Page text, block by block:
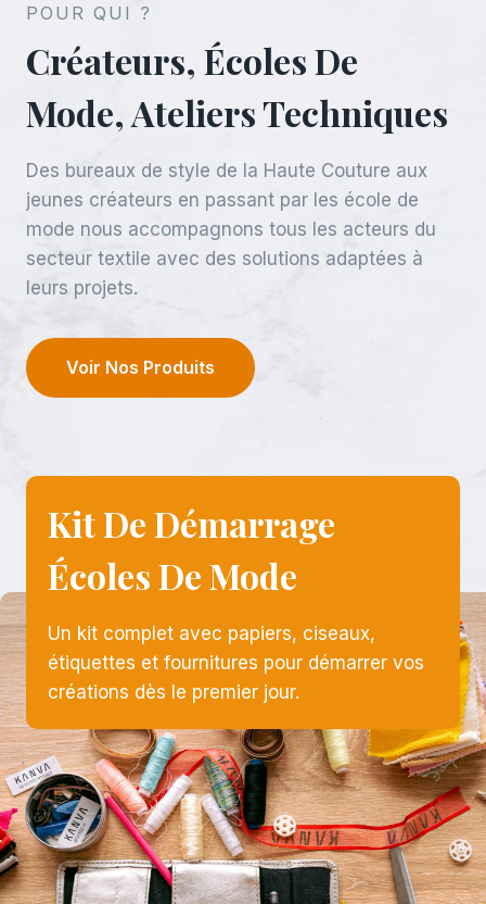
POUR QUI ?
Créateurs, Écoles De
Mode, Ateliers Techniques
Des bureaux de style de la Haute Couture aux
jeunes créateurs en passant par les école de
mode nous accompagnons tous les acteurs du
secteur textile avec des solutions adaptées à
leurs projets.
Voir Nos Produits
Kit De Démarrage
Écoles De Mode
Un kit complet avec papiers, ciseaux,
étiquettes et fournitures pour démarrer vos
créations dès le premier jour.